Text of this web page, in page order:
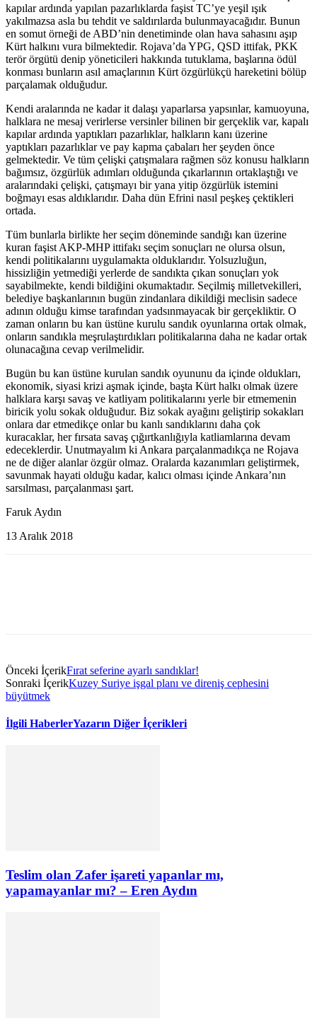
kapılar ardında yapılan pazarlıklarda faşist TC’ye yeşil ışık
yakılmazsa asla bu tehdit ve saldırılarda bulunmayacağıdır. Bunun
en somut örneği de ABD’nin denetiminde olan hava sahasını aşıp
Kürt halkını vura bilmektedir. Rojava’da YPG, QSD ittifak, PKK
terör örgütü denip yöneticileri hakkında tutuklama, başlarına ödül
konması bunların asıl amaçlarının Kürt özgürlükçü hareketini bölüp
parçalamak olduğudur.
Kendi aralarında ne kadar it dalaşı yaparlarsa yapsınlar, kamuoyuna,
halklara ne mesaj verirlerse versinler bilinen bir gerçeklik var, kapalı
kapılar ardında yaptıkları pazarlıklar, halkların kanı üzerine
yaptıkları pazarlıklar ve pay kapma çabaları her şeyden önce
gelmektedir. Ve tüm çelişki çatışmalara rağmen söz konusu halkların
bağımsız, özgürlük adımları olduğunda çıkarlarının ortaklaştığı ve
aralarındaki çelişki, çatışmayı bir yana yitip özgürlük istemini
boğmayı esas aldıklarıdır. Daha dün Efrini nasıl peşkeş çektikleri
ortada.
Tüm bunlarla birlikte her seçim döneminde sandığı kan üzerine
kuran faşist AKP-MHP ittifakı seçim sonuçları ne olursa olsun,
kendi politikalarını uygulamakta olduklarıdır. Yolsuzluğun,
hissizliğin yetmediği yerlerde de sandıkta çıkan sonuçları yok
sayabilmekte, kendi bildiğini okumaktadır. Seçilmiş milletvekilleri,
belediye başkanlarının bugün zindanlara dikildiği meclisin sadece
adının olduğu kimse tarafından yadsınmayacak bir gerçekliktir. O
zaman onların bu kan üstüne kurulu sandık oyunlarına ortak olmak,
onların sandıkla meşrulaştırdıkları politikalarına daha ne kadar ortak
olunacağına cevap verilmelidir.
Bugün bu kan üstüne kurulan sandık oyununu da içinde oldukları,
ekonomik, siyasi krizi aşmak içinde, başta Kürt halkı olmak üzere
halklara karşı savaş ve katliyam politikalarını yerle bir etmemenin
biricik yolu sokak olduğudur. Biz sokak ayağını geliştirip sokakları
onlara dar etmedikçe onlar bu kanlı sandıklarını daha çok
kuracaklar, her fırsata savaş çığırtkanlığıyla katliamlarına devam
edeceklerdir. Unutmayalım ki Ankara parçalanmadıkça ne Rojava
ne de diğer alanlar özgür olmaz. Oralarda kazanımları geliştirmek,
savunmak hayati olduğu kadar, kalıcı olması içinde Ankara’nın
sarsılması, parçalanması şart.
Faruk Aydın
13 Aralık 2018
Önceki İçerikFırat seferine ayarlı sandıklar!
Sonraki İçerikKuzey Suriye işgal planı ve direniş cephesini
büyütmek
İlgili HaberlerYazarın Diğer İçerikleri
Teslim olan Zafer işareti yapanlar mı,
yapamayanlar mı? – Eren Aydın